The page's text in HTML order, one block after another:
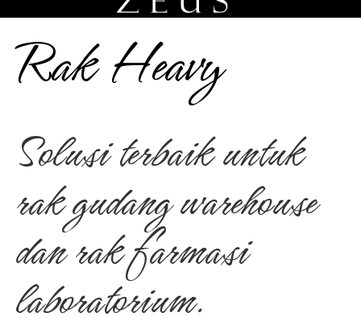
Rak Heavy
Solusi terbaik untuk
rak gudang warehouse
dan rak farmasi
laboratorium.